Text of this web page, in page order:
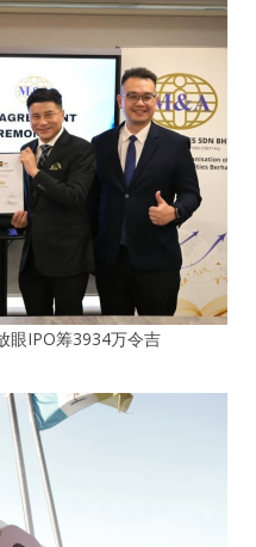
眼IPO筹3934万令吉